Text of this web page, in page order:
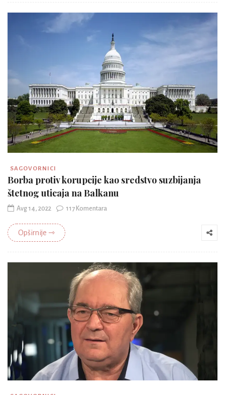
SAGOVORNICI
Borba protiv korupcije kao sredstvo suzbijanja
štetnog uticaja na Balkanu
Avg 14, 2022 117 Komentara
Opširnije ⇾